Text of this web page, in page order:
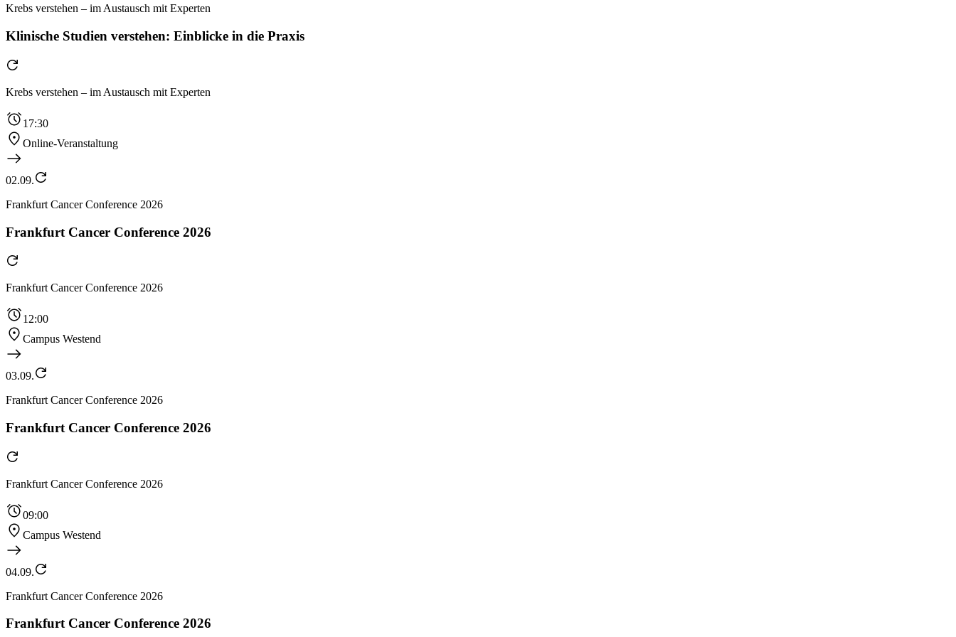
Krebs verstehen – im Austausch mit Experten
Klinische Studien verstehen: Einblicke in die Praxis
Krebs verstehen – im Austausch mit Experten
17:30
Online-Veranstaltung
02.09.
Frankfurt Cancer Conference 2026
Frankfurt Cancer Conference 2026
Frankfurt Cancer Conference 2026
12:00
Campus Westend
03.09.
Frankfurt Cancer Conference 2026
Frankfurt Cancer Conference 2026
Frankfurt Cancer Conference 2026
09:00
Campus Westend
04.09.
Frankfurt Cancer Conference 2026
Frankfurt Cancer Conference 2026